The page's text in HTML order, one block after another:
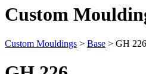
Custom
Custom Mouldings > Base > GH 226